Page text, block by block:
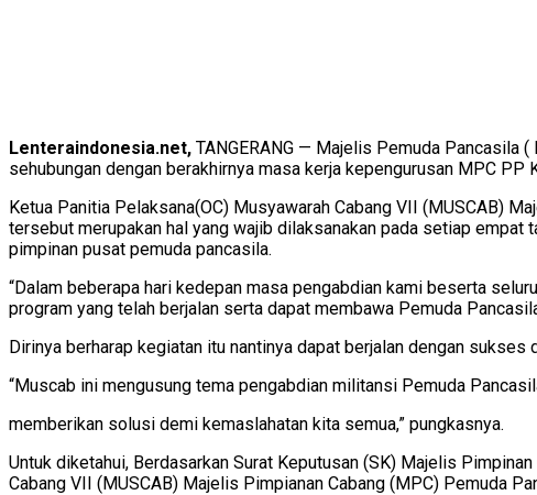
Lenteraindonesia.net, TANGERANG — Majelis Pemuda Pancasila
sehubungan dengan berakhirnya masa kerja kepengurusan MPC
Ketua Panitia Pelaksana(OC) Musyawarah Cabang VII (MUSCAB)
tersebut merupakan hal yang wajib dilaksanakan pada setiap
pimpinan pusat pemuda pancasila.
“Dalam beberapa hari kedepan masa pengabdian kami beserta
program yang telah berjalan serta dapat membawa Pemuda
Dirinya berharap kegiatan itu nantinya dapat berjalan dengan sukses
“Muscab ini mengusung tema pengabdian militansi Pemuda
memberikan solusi demi kemaslahatan kita semua,” pungkasnya.
Untuk diketahui, Berdasarkan Surat Keputusan (SK) Majelis
Cabang VII (MUSCAB) Majelis Pimpianan Cabang (MPC) Pemuda